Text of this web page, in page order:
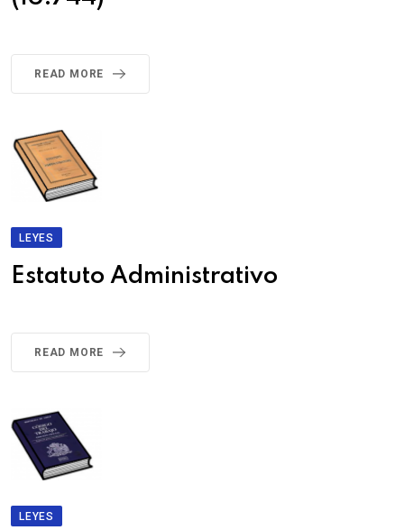
READ MORE
LEYES
Estatuto Administrativo
READ MORE
LEYES